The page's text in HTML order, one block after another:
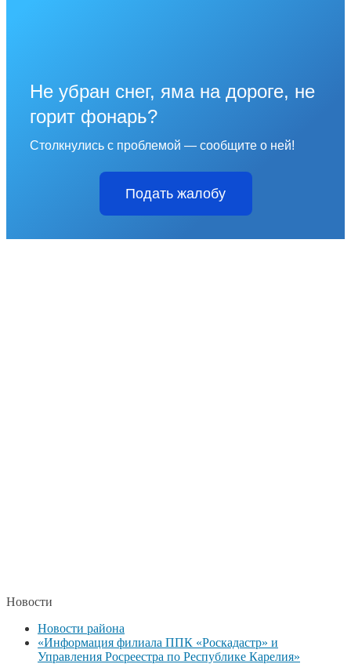
Не убран снег, яма на дороге, не
горит фонарь?
Столкнулись с проблемой — сообщите о ней!
Подать жалобу
Новости
Новости района
«Информация филиала ППК «Роскадастр» и
Управления Росреестра по Республике Карелия»